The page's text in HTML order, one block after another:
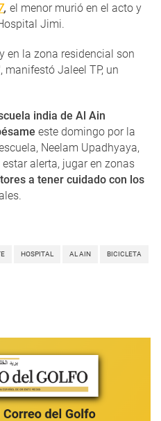
, el menor murió en el acto y
Jimi.
en la zona residencial son
manifestó Jaleel TP, un
india de Al Ain
este domingo por la
Neelam Upadhyaya,
alerta, jugar en zonas
a tener cuidado con los
HOSPITAL AL AIN BICICLETA